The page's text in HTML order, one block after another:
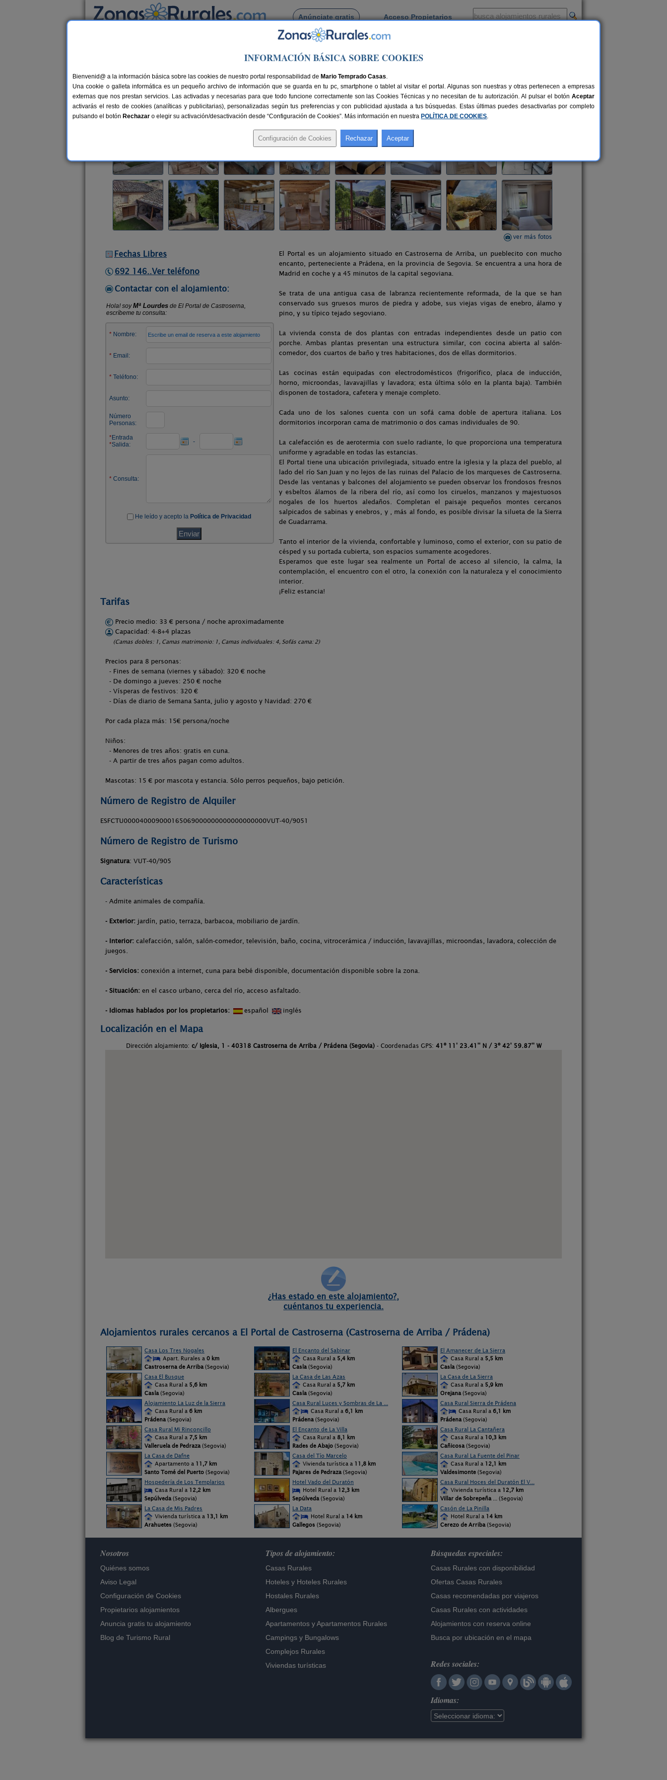
Anúnciate gratis Acceso Propietarios
Busca por pueblo
Castroserna De Arriba> El Portal de Castroserna
El Portal de Castroserna
Vivienda turística en Castroserna de Arriba / Prádena (Segovia)
Alquiler completo 4-8+4 plazas 52 km de Segovia Compartir:
ver más fotos
Fechas Libres
692 146..Ver teléfono
Contactar con el alojamiento:
El Portal es un alojamiento situado en Castroserna de Arriba, un pueblecito con mucho
encanto, perteneciente a Prádena, en la provincia de Segovia. Se encuentra a una hora de
Madrid en coche y a 45 minutos de la capital segoviana.
Se trata de una antigua casa de labranza recientemente reformada, de la que se han
conservado sus gruesos muros de piedra y adobe, sus viejas vigas de enebro, álamo y
pino, y su típico tejado segoviano.
La vivienda consta de dos plantas con entradas independientes desde un patio con
porche. Ambas plantas presentan una estructura similar, con cocina abierta al salón-
comedor, dos cuartos de baño y tres habitaciones, dos de ellas dormitorios.
Las cocinas están equipadas con electrodomésticos (frigorífico, placa de inducción,
horno, microondas, lavavajillas y lavadora; esta última sólo en la planta baja). También
disponen de tostadora, cafetera y menaje completo.
Cada uno de los salones cuenta con un sofá cama doble de apertura italiana. Los
dormitorios incorporan cama de matrimonio o dos camas individuales de 90.
La calefacción es de aerotermia con suelo radiante, lo que proporciona una temperatura
uniforme y agradable en todas las estancias.
El Portal tiene una ubicación privilegiada, situado entre la iglesia y la plaza del pueblo, al
lado del río San Juan y no lejos de las ruinas del Palacio de los marqueses de Castroserna.
Desde las ventanas y balcones del alojamiento se pueden observar los frondosos fresnos
y esbeltos álamos de la ribera del río, así como los ciruelos, manzanos y majestuosos
nogales de los huertos aledaños. Completan el paisaje pequeños montes cercanos
salpicados de sabinas y enebros, y , más al fondo, es posible divisar la silueta de la Sierra
de Guadarrama.
Tanto el interior de la vivienda, confortable y luminoso, como el exterior, con su patio de
césped y su portada cubierta, son espacios sumamente acogedores.
Esperamos que este lugar sea realmente un Portal de acceso al silencio, la calma, la
contemplación, el encuentro con el otro, la conexión con la naturaleza y el conocimiento
interior.
¡Feliz estancia!
Tarifas
Precio medio: 33 € persona / noche aproximadamente
Capacidad: 4-8+4 plazas
(Camas dobles: 1, Camas matrimonio: 1, Camas individuales: 4, Sofás cama: 2)
Precios para 8 personas:
- Fines de semana (viernes y sábado): 320 € noche
- De domingo a jueves: 250 € noche
- Vísperas de festivos: 320 €
- Días de diario de Semana Santa, julio y agosto y Navidad: 270 €
Por cada plaza más: 15€ persona/noche
Niños:
- Menores de tres años: gratis en cuna.
- A partir de tres años pagan como adultos.
Mascotas: 15 € por mascota y estancia. Sólo perros pequeños, bajo petición.
Número de Registro de Alquiler
ESFCTU000040009000165069000000000000000000VUT-40/9051
Número de Registro de Turismo
Signatura: VUT-40/905
Características
- Admite animales de compañía.
- Exterior: jardín, patio, terraza, barbacoa, mobiliario de jardín.
- Interior: calefacción, salón, salón-comedor, televisión, baño, cocina, vitrocerámica / inducción, lavavajillas, microondas, lavadora, colección de
juegos.
- Servicios: conexión a internet, cuna para bebé disponible, documentación disponible sobre la zona.
- Situación: en el casco urbano, cerca del río, acceso asfaltado.
- Idiomas hablados por los propietarios: español inglés
Localización en el Mapa
Dirección alojamiento: c/ Iglesia, 1 - 40318 Castroserna de Arriba / Prádena (Segovia)- Coordenadas GPS: 41º 11' 23.41'' N / 3º 42' 59.87'' W
¿Has estado en este alojamiento?,
cuéntanos tu experiencia.
Alojamientos rurales cercanos a El Portal de Castroserna (Castroserna de Arriba / Prádena)
Casa Los Tres Nogales
Apart. Rurales a 0 km
Castroserna de Arriba (Segovia)
El Encanto del Sabinar
Casa Rural a 5,4 km
Casla (Segovia)
El Amanecer de La Sierra
Casa Rural a 5,5 km
Casla (Segovia)
Casa El Busque
Casa Rural a 5,6 km
Casla (Segovia)
La Casa de Las Azas
Casa Rural a 5,7 km
Casla (Segovia)
La Casa de La Sierra
Casa Rural a 5,9 km
Orejana (Segovia)
Alojamiento La Luz de la Sierra
Casa Rural a 6 km
Prádena (Segovia)
Casa Rural Luces y Sombras de La ...
Casa Rural a 6,1 km
Prádena (Segovia)
Casa Rural Sierra de Prádena
Casa Rural a 6,1 km
Prádena (Segovia)
Casa Rural Mi Rinconcillo
Casa Rural a 7,5 km
Valleruela de Pedraza (Segovia)
El Encanto de La Villa
Casa Rural a 8,1 km
Rades de Abajo (Segovia)
Casa Rural La Cantañera
Casa Rural a 10,3 km
Cañicosa (Segovia)
La Casa de Dafne
Apartamento a 11,7 km
Santo Tomé del Puerto (Segovia)
Casa del Tío Marcelo
Vivienda turística a 11,8 km
Pajares de Pedraza (Segovia)
Casa Rural La Fuente del Pinar
Casa Rural a 12,1 km
Valdesimonte (Segovia)
Hospedería de Los Templarios
Casa Rural a 12,2 km
Sepúlveda (Segovia)
Hotel Vado del Duratón
Hotel Rural a 12,3 km
Sepúlveda (Segovia)
Casa Rural Hoces del Duratón El V...
Vivienda turística a 12,7 km
Villar de Sobrepeña ... (Segovia)
La Casa de Mis Padres
Vivienda turística a 13,1 km
Arahuetes (Segovia)
La Data
Hotel Rural a 14 km
Gallegos (Segovia)
Casón de La Pinilla
Hotel Rural a 14 km
Cerezo de Arriba (Segovia)
Nosotros
Quiénes somos
Aviso Legal
Configuración de Cookies
Propietarios alojamientos
Anuncia gratis tu alojamiento
Blog de Turismo Rural
Tipos de alojamiento:
Casas Rurales
Hoteles y Hoteles Rurales
Hostales Rurales
Albergues
Apartamentos yApartamentos Rurales
Campings y Bungalows
Complejos Rurales
Viviendas turísticas
Búsquedas especiales:
Casas Rurales con disponibilidad
Ofertas Casas Rurales
Casas recomendadas por viajeros
Casas Rurales con actividades
Alojamientos con reserva online
Busca por ubicación en el mapa
Redes sociales:
Idiomas:
INFORMACIÓN BÁSICA SOBRE COOKIES
Bienvenid@ a la información básica sobre las cookies de nuestro portal responsabilidad de Mario Temprado Casas.
Una cookie o galleta informática es un pequeño archivo de información que se guarda en tu pc, smartphone o tablet al visitar el portal. Algunas son nuestras y otras pertenecen a empresas
externas que nos prestan servicios. Las activadas y necesarias para que todo funcione correctamente son las Cookies Técnicas y no necesitan de tu autorización. Al pulsar el botón Aceptar
activarás el resto de cookies (analíticas y publicitarias), personalizadas según tus preferencias y con publicidad ajustada a tus búsquedas. Estas últimas puedes desactivarlas por completo
pulsando el botón Rechazar o elegir su activación/desactivación desde “Configuración de Cookies”. Más información en nuestra POLÍTICA DE COOKIES.